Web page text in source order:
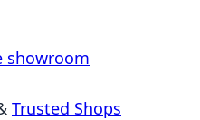
showroom
Trusted Shops